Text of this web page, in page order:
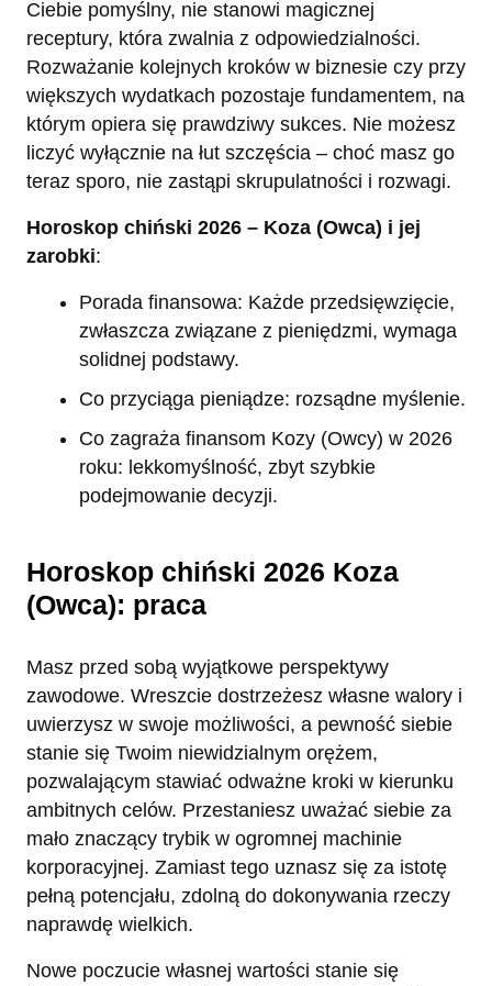
Ciebie pomyślny, nie stanowi magicznej
receptury, która zwalnia z odpowiedzialności.
Rozważanie kolejnych kroków w biznesie czy przy
większych wydatkach pozostaje fundamentem, na
którym opiera się prawdziwy sukces. Nie możesz
liczyć wyłącznie na łut szczęścia – choć masz go
teraz sporo, nie zastąpi skrupulatności i rozwagi.
Horoskop chiński 2026 – Koza (Owca) i jej
zarobki:
Porada finansowa: Każde przedsięwzięcie,
zwłaszcza związane z pieniędzmi, wymaga
solidnej podstawy.
Co przyciąga pieniądze: rozsądne myślenie.
Co zagraża finansom Kozy (Owcy) w 2026
roku: lekkomyślność, zbyt szybkie
podejmowanie decyzji.
Horoskop chiński 2026 Koza
(Owca): praca
Masz przed sobą wyjątkowe perspektywy
zawodowe. Wreszcie dostrzeżesz własne walory i
uwierzysz w swoje możliwości, a pewność siebie
stanie się Twoim niewidzialnym orężem,
pozwalającym stawiać odważne kroki w kierunku
ambitnych celów. Przestaniesz uważać siebie za
mało znaczący trybik w ogromnej machinie
korporacyjnej. Zamiast tego uznasz się za istotę
pełną potencjału, zdolną do dokonywania rzeczy
naprawdę wielkich.
Nowe poczucie własnej wartości stanie się